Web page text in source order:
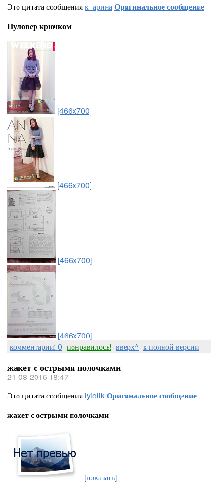
Это цитата сообщенияк_аринаОригинальное сообщение
Пуловер крючком
[466x700]
[466x700]
[466x700]
[466x700]
комментарии: 0 понравилось! вверх^ к полной версии
жакет с острыми полочками
21-08-2015 18:47
Это цитата сообщения lyiolikОригинальное сообщение
жакет с острыми полочками
[показать]